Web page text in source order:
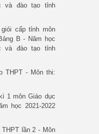
và đào tạo tỉnh
cấp tỉnh môn
B - Năm học
và đào tạo tỉnh
THPT - Môn thi:
1 môn Giáo dục
học 2021-2022
lần 2 - Môn